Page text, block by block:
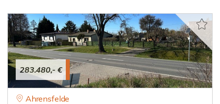
283.480,- €
Ahrensfelde